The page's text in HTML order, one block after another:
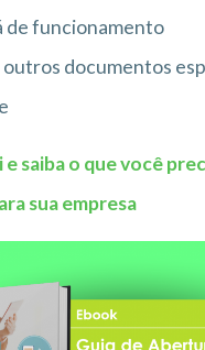
de funcionamento
documentos
e saiba o que você
sua empresa